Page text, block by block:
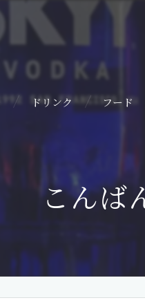
ドリンク フード
こんば